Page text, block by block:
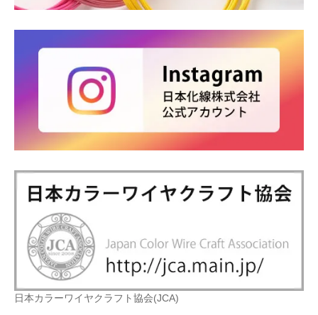
日本カラーワイヤクラフト協会(JCA)